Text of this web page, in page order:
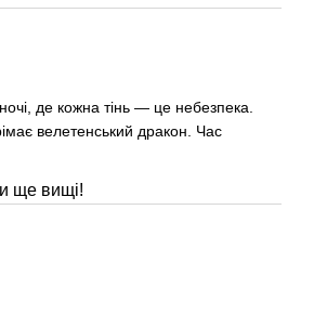
де кожна тінь — це небезпека.
велетенський дракон. Час
ще вищі!